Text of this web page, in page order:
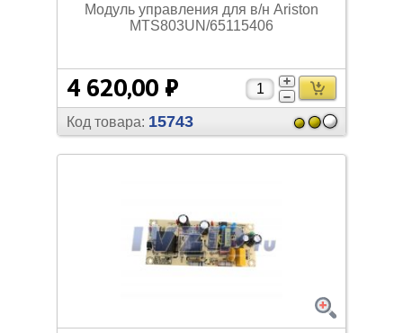
Модуль управления для в/н Ariston
MTS803UN/65115406
4 620,00 ₽
Код товара: 15743